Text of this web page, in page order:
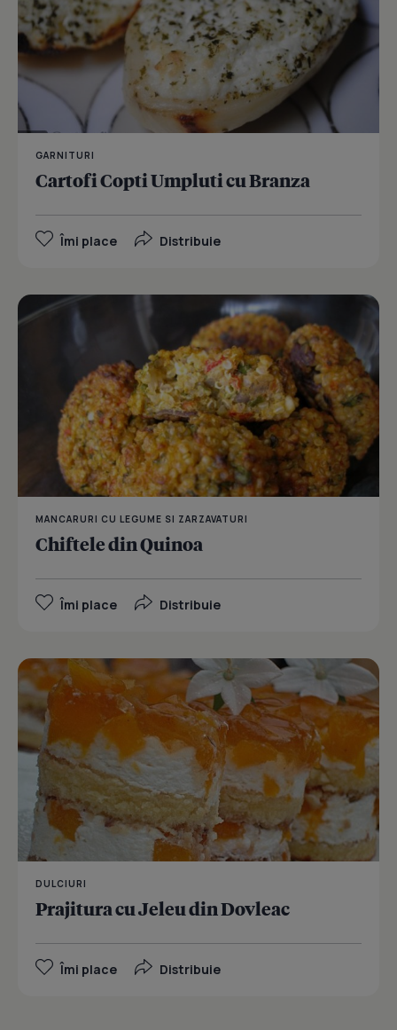
GARNITURI
Cartofi Copti Umpluti cu Branza
Îmi place Distribuie
MANCARURI CU LEGUME SI ZARZAVATURI
Chiftele din Quinoa
Îmi place Distribuie
DULCIURI
Prajitura cu Jeleu din Dovleac
Îmi place Distribuie